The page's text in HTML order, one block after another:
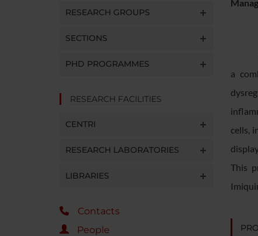
RESEARCH GROUPS
SECTIONS
PHD PROGRAMMES
RESEARCH FACILITIES
CENTRI
RESEARCH LABORATORIES
LIBRARIES
Contacts
People
a
cells,
​This